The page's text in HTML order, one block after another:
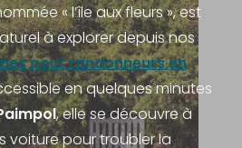
« l’île aux fleurs », est
à explorer depuis nos
pour randonneurs en
en quelques minutes
, elle se découvre à
voiture pour troubler la